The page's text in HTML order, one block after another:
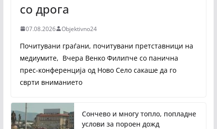
со дрога
07.08.2026 Objektivno24
Почитувани граѓани, почитувани претставници на
медиумите, Вчера Венко Филипче со панична
прес-конференција од Ново Село сакаше да го
сврти вниманието
Сончево и многу топло, попладне
услови за пороен дожд